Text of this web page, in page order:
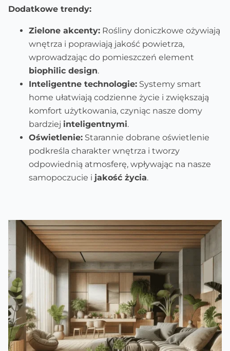
Dodatkowe trendy:
Zielone akcenty: Rośliny doniczkowe ożywiają
wnętrza i poprawiają jakość powietrza,
wprowadzając do pomieszczeń element
biophilic design.
Inteligentne technologie: Systemy smart
home ułatwiają codzienne życie i zwiększają
komfort użytkowania, czyniąc nasze domy
bardziej inteligentnymi.
Oświetlenie: Starannie dobrane oświetlenie
podkreśla charakter wnętrza i tworzy
odpowiednią atmosferę, wpływając na nasze
samopoczucie i jakość życia.